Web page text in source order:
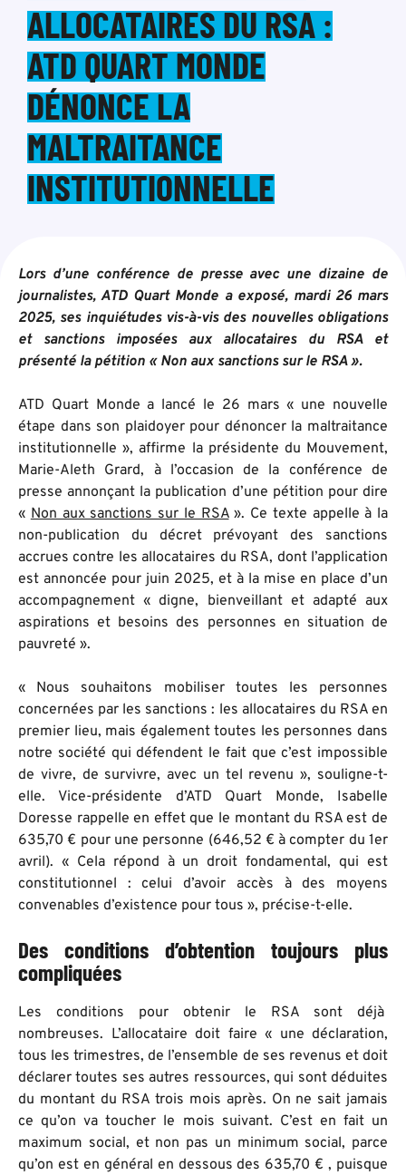
ALLOCATAIRES DU RSA :
ATD QUART MONDE
DÉNONCE LA
MALTRAITANCE
INSTITUTIONNELLE
Lors d’une conférence de presse avec une dizaine de
journalistes, ATD Quart Monde a exposé, mardi 26 mars
2025, ses inquiétudes vis-à-vis des nouvelles obligations
et sanctions imposées aux allocataires du RSA et
présenté la pétition « Non aux sanctions sur le RSA ».
ATD Quart Monde a lancé le 26 mars « une nouvelle
étape dans son plaidoyer pour dénoncer la maltraitance
institutionnelle », affirme la présidente du Mouvement,
Marie-Aleth Grard, à l’occasion de la conférence de
presse annonçant la publication d’une pétition pour dire
« Non aux sanctions sur le RSA». Ce texte appelle à la
non-publication du décret prévoyant des sanctions
accrues contre les allocataires du RSA, dont l’application
est annoncée pour juin 2025, et à la mise en place d’un
accompagnement « digne, bienveillant et adapté aux
aspirations et besoins des personnes en situation de
pauvreté ».
« Nous souhaitons mobiliser toutes les personnes
concernées par les sanctions : les allocataires du RSA en
premier lieu, mais également toutes les personnes dans
notre société qui défendent le fait que c’est impossible
de vivre, de survivre, avec un tel revenu », souligne-t-
elle. Vice-présidente d’ATD Quart Monde, Isabelle
Doresse rappelle en effet que le montant du RSA est de
635,70 € pour une personne (646,52 € à compter du 1er
avril). « Cela répond à un droit fondamental, qui est
constitutionnel : celui d’avoir accès à des moyens
convenables d’existence pour tous », précise-t-elle.
Des conditions d’obtention toujours plus
compliquées
Les conditions pour obtenir le RSA sont déjà
nombreuses. L’allocataire doit faire « une déclaration,
tous les trimestres, de l’ensemble de ses revenus et doit
déclarer toutes ses autres ressources, qui sont déduites
du montant du RSA trois mois après. On ne sait jamais
ce qu’on va toucher le mois suivant. C’est en fait un
maximum social, et non pas un minimum social, parce
qu’on est en général en dessous des 635,70 € , puisque